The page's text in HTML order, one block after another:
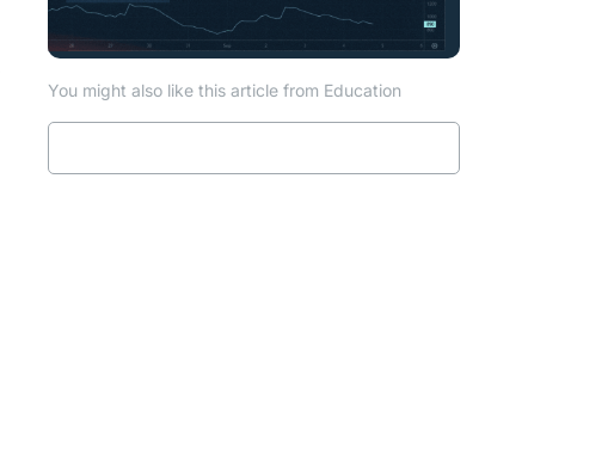
You might also like this article from Education